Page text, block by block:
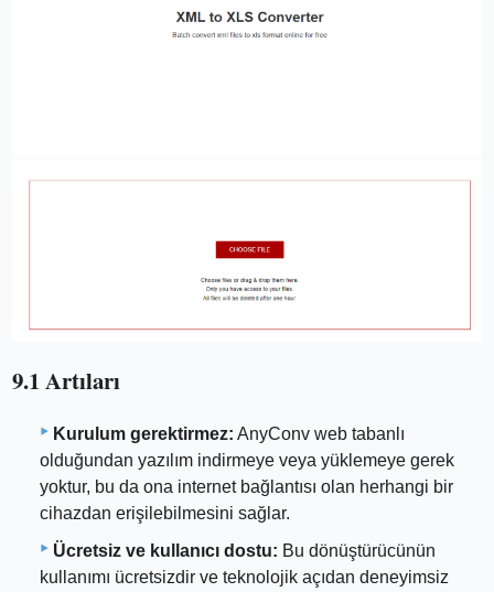
9.1 Artıları
Kurulum gerektirmez: AnyConv web tabanlı
olduğundan yazılım indirmeye veya yüklemeye gerek
yoktur, bu da ona internet bağlantısı olan herhangi bir
cihazdan erişilebilmesini sağlar.
Ücretsiz ve kullanıcı dostu: Bu dönüştürücünün
kullanımı ücretsizdir ve teknolojik açıdan deneyimsiz